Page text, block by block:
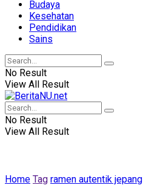
Budaya
Kesehatan
Pendidikan
Sains
No Result
View All Result
No Result
View All Result
Home Tag ramen autentik jepang